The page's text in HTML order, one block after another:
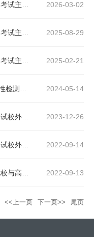
2026-03-02
2025-08-29
2025-02-21
2024-05-14
2023-12-26
2022-09-14
2022-09-13
<<上一页 下一页>> 尾页